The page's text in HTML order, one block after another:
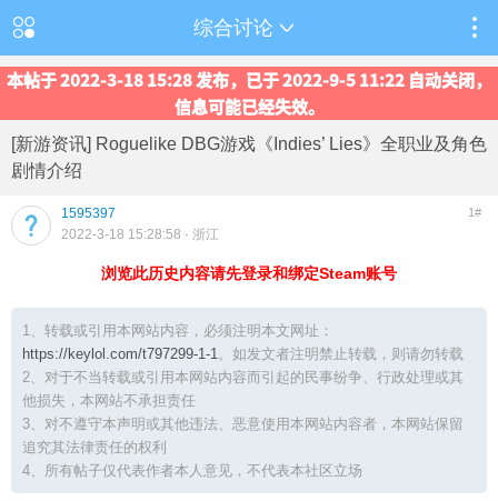
综合讨论
本帖于 2022-3-18 15:28 发布，已于 2022-9-5 11:22 自动关闭，
信息可能已经失效。
[新游资讯] Roguelike DBG游戏《Indies’ Lies》全职业及角色
剧情介绍
1595397 1#
2022-3-18 15:28:58 · 浙江
浏览此历史内容请先登录和绑定Steam账号
1、转载或引用本网站内容，必须注明本文网址：
https://keylol.com/t797299-1-1。如发文者注明禁止转载，则请勿转载
2、对于不当转载或引用本网站内容而引起的民事纷争、行政处理或其
他损失，本网站不承担责任
3、对不遵守本声明或其他违法、恶意使用本网站内容者，本网站保留
追究其法律责任的权利
4、所有帖子仅代表作者本人意见，不代表本社区立场